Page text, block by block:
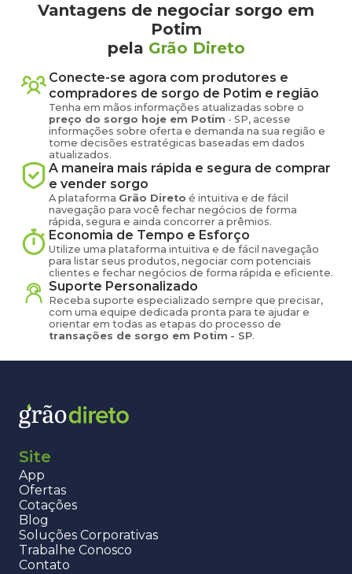
Vantagens de negociar sorgo em
Potim
pela Grão Direto
Conecte-se agora com produtores e
compradores de sorgo de Potim e região
Tenha em mãos informações atualizadas sobre o
preço do sorgo hoje em Potim - SP, acesse
informações sobre oferta e demanda na sua região e
tome decisões estratégicas baseadas em dados
atualizados.
A maneira mais rápida e segura de comprar
e vender sorgo
A plataforma Grão Direto é intuitiva e de fácil
navegação para você fechar negócios de forma
rápida, segura e ainda concorrer a prêmios.
Economia de Tempo e Esforço
Utilize uma plataforma intuitiva e de fácil navegação
para listar seus produtos, negociar com potenciais
clientes e fechar negócios de forma rápida e eficiente.
Suporte Personalizado
Receba suporte especializado sempre que precisar,
com uma equipe dedicada pronta para te ajudar e
orientar em todas as etapas do processo de
transações de sorgo em Potim - SP.
Site
App
Ofertas
Cotações
Blog
Soluções Corporativas
Trabalhe Conosco
Contato